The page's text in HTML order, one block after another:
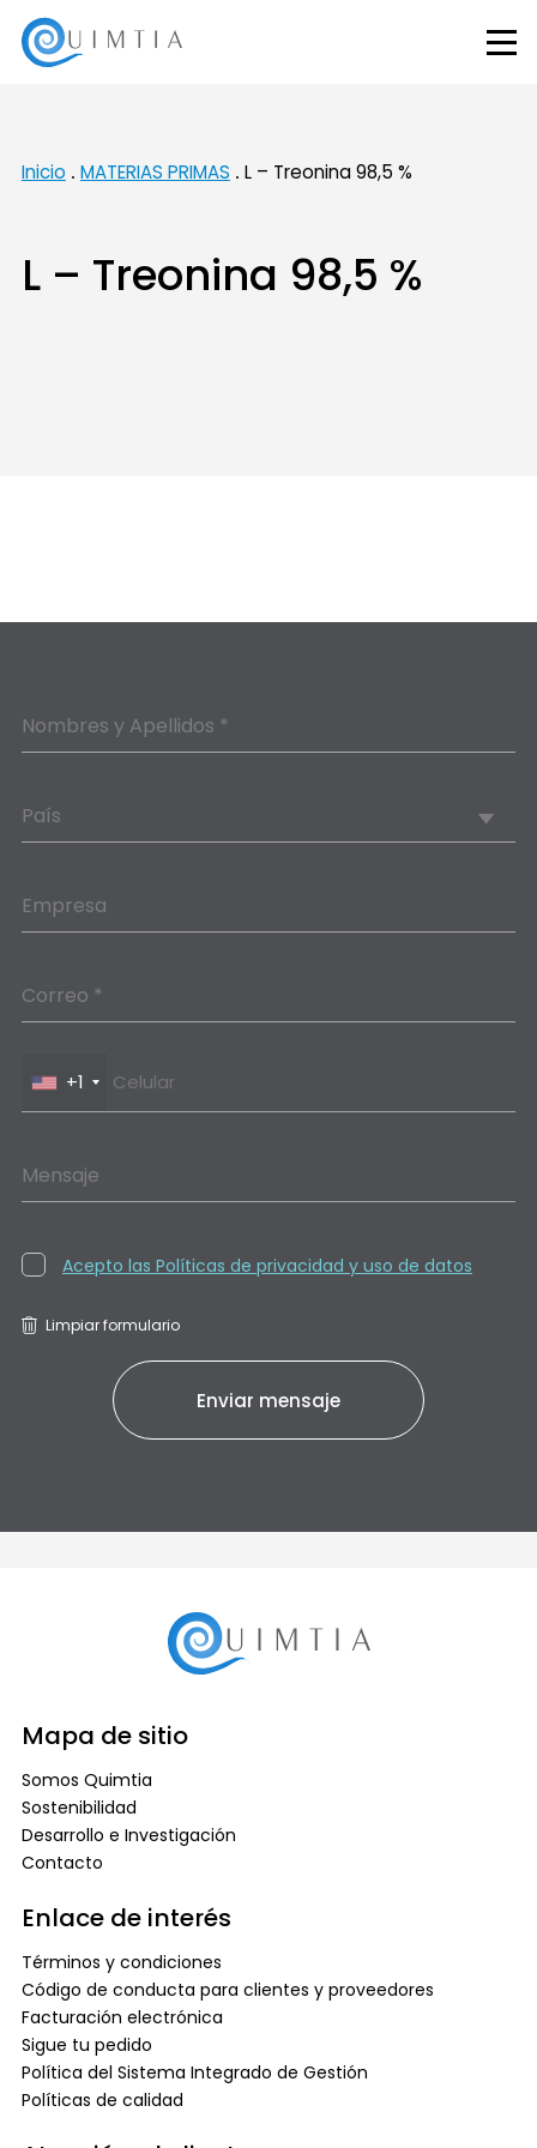
Inicio MATERIAS PRIMAS L – Treonina 98,5 %
L – Treonina 98,5 %
Nombres y Apellidos *
País
Empresa
Correo *
+1
Mensaje
Acepto las Políticas de privacidad y uso de datos
Limpiar formulario
Mapa de sitio
Somos Quimtia
Sostenibilidad
Desarrollo e Investigación
Contacto
Enlace de interés
Términos y condiciones
Código de conducta para clientes y proveedores
Facturación electrónica
Sigue tu pedido
Política del Sistema Integrado de Gestión
Políticas de calidad